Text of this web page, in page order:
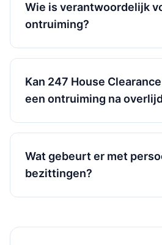
Wie is verantwoordelijk
ontruiming?
Kan 247 House
een ontruiming na
Wat gebeurt er met
bezittingen?